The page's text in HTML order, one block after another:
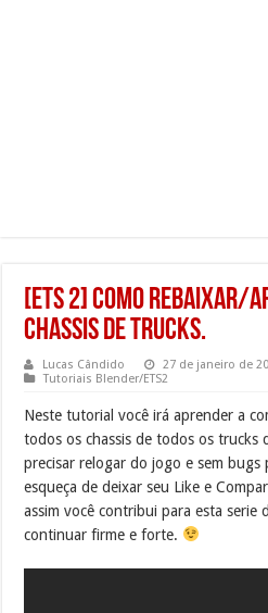
[ETS 2] Como REBAIXAR/
chassis de trucks.
Lucas Cândido
27 de janeiro de
Tutoriais Blender/ETS2
Neste tutorial você irá aprender a
todos os chassis de todos os trucks
precisar relogar do jogo e sem bugs
esqueça de deixar seu Like e
assim você contribui para esta serie
continuar firme e forte.